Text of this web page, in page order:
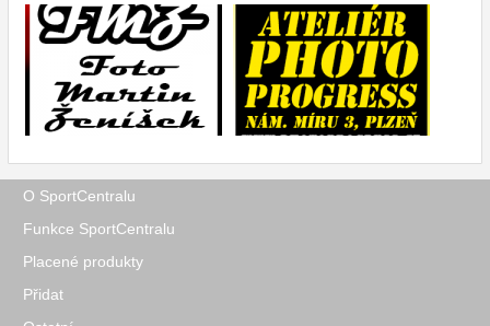
O SportCentralu
Funkce SportCentralu
Placené produkty
Přidat